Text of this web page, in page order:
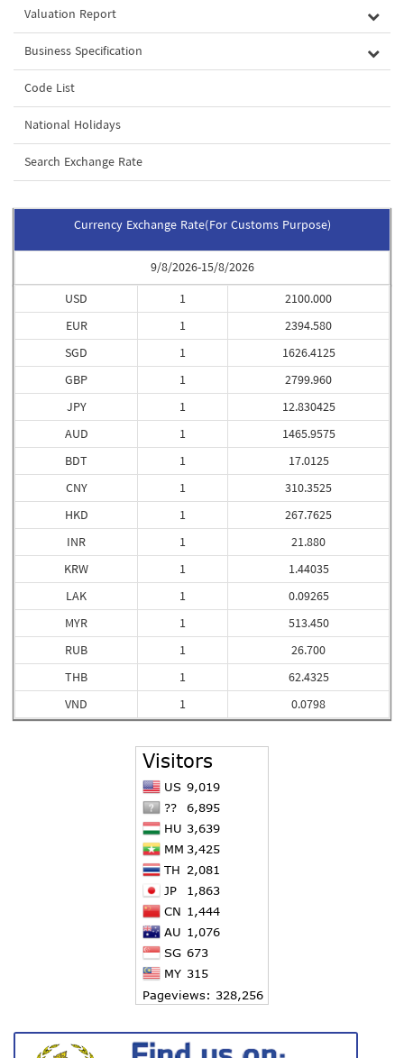
Valuation Report
Business Specification
Code List
National Holidays
Search Exchange Rate
Currency Exchange Rate(For Customs Purpose)
9/8/2026-15/8/2026
USD
EUR
SGD
GBP
JPY
AUD
BDT
CNY
HKD
INR
KRW
LAK
MYR
RUB
THB
VND
1
1
1
1
1
1
1
1
1
1
1
1
1
1
1
1
2100.000
2394.580
1626.4125
2799.960
12.830425
1465.9575
17.0125
310.3525
267.7625
21.880
1.44035
0.09265
513.450
26.700
62.4325
0.0798